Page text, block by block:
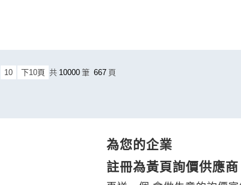
10 下10頁 共 10000 筆 667 頁
為您的企業
註冊為黃頁詢價供應商